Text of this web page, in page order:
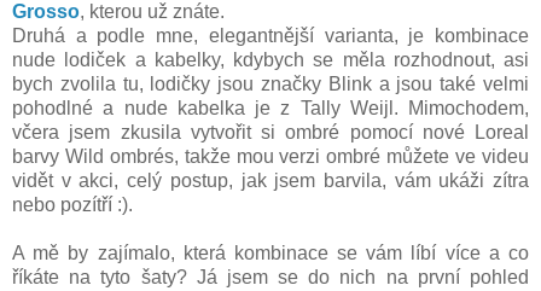
Grosso, kterou už znáte.
Druhá a podle mne, elegantnější varianta, je kombinace
nude lodiček a kabelky, kdybych se měla rozhodnout, asi
bych zvolila tu, lodičky jsou značky Blink a jsou také velmi
pohodlné a nude kabelka je z Tally Weijl. Mimochodem,
včera jsem zkusila vytvořit si ombré pomocí nové Loreal
barvy Wild ombrés, takže mou verzi ombré můžete ve videu
vidět v akci, celý postup, jak jsem barvila, vám ukáži zítra
nebo pozítří :).
A mě by zajímalo, která kombinace se vám líbí více a co
říkáte na tyto šaty? Já jsem se do nich na první pohled